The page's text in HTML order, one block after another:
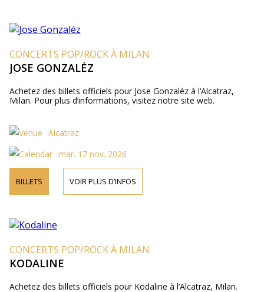
CONCERTS POP/ROCK À MILAN
JOSE GONZALÉZ
Achetez des billets officiels pour Jose Gonzaléz à l’Alcatraz,
Milan. Pour plus d’informations, visitez notre site web.
Alcatraz
mar. 17 nov. 2026
BILLETS VOIR PLUS D’INFOS
CONCERTS POP/ROCK À MILAN
KODALINE
Achetez des billets officiels pour Kodaline à l’Alcatraz, Milan.